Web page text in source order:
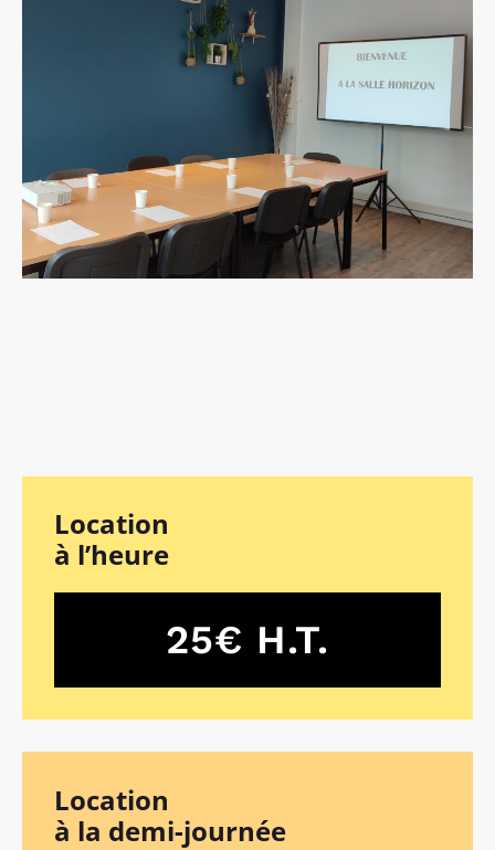
Location
à l’heure
25€ H.T.
Location
à la demi-journée